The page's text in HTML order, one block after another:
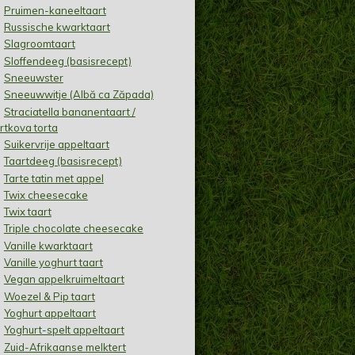
Pruimen-kaneeltaart
Russische kwarktaart
Slagroomtaart
Sloffendeeg (basisrecept)
Sneeuwster
Sneeuwwitje (Albă ca Zăpada)
Straciatella bananentaart /
torta
Suikervrije appeltaart
Taartdeeg (basisrecept)
Tarte tatin met appel
Twix cheesecake
Twix taart
Triple chocolate cheesecake
Vanille kwarktaart
Vanille yoghurt taart
Vegan appelkruimeltaart
Woezel & Pip taart
Yoghurt appeltaart
Yoghurt-spelt appeltaart
Zuid-Afrikaanse melktert